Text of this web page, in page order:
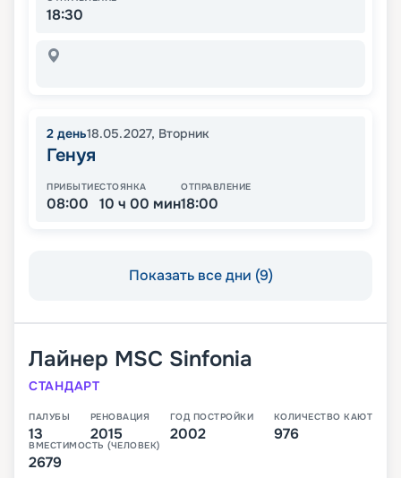
18:30
2 день18.05.2027, Вторник
Генуя
ПРИБЫТИЕ
08:00
СТОЯНКА
10 ч 00 мин
ОТПРАВЛЕНИЕ
18:00
Показать все дни (9)
Лайнер MSC Sinfonia
СТАНДАРТ
ПАЛУБЫ
13
РЕНОВАЦИЯ
2015
ГОД ПОСТРОЙКИ
2002
КОЛИЧЕСТВО КАЮТ
976
ВМЕСТИМОСТЬ (ЧЕЛОВЕК)
2679